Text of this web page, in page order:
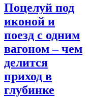
Поцелуй под
иконой и
поезд с одним
вагоном – чем
делится
приход в
глубинке